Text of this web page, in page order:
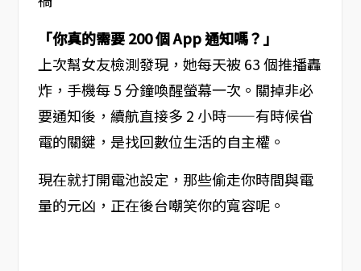
「你真的需要 200 個 App 通知嗎？」
上次幫女友檢測發現，她每天被 63 個推播轟
炸，手機每 5 分鐘喚醒螢幕一次。關掉非必
要通知後，續航直接多 2 小時——有時候省
電的關鍵，是找回數位生活的自主權。
現在就打開電池設定，那些偷走你時間與電
量的元凶，正在後台嘲笑你的寬容呢。